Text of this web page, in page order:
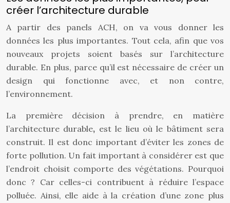
créer l’architecture durable
A partir des panels ACH, on va vous donner les
données les plus importantes. Tout cela, afin que vos
nouveaux projets soient basés sur l’architecture
durable. En plus, parce qu’il est nécessaire de créer un
design qui fonctionne avec, et non contre,
l’environnement.
La première décision à prendre, en matière
l’architecture durable, est le lieu où le bâtiment sera
construit. Il est donc important d’éviter les zones de
forte pollution. Un fait important à considérer est que
l’endroit choisit comporte des végétations. Pourquoi
donc ? Car celles-ci contribuent à réduire l’espace
polluée. Ainsi, elle aide à la création d’une zone plus